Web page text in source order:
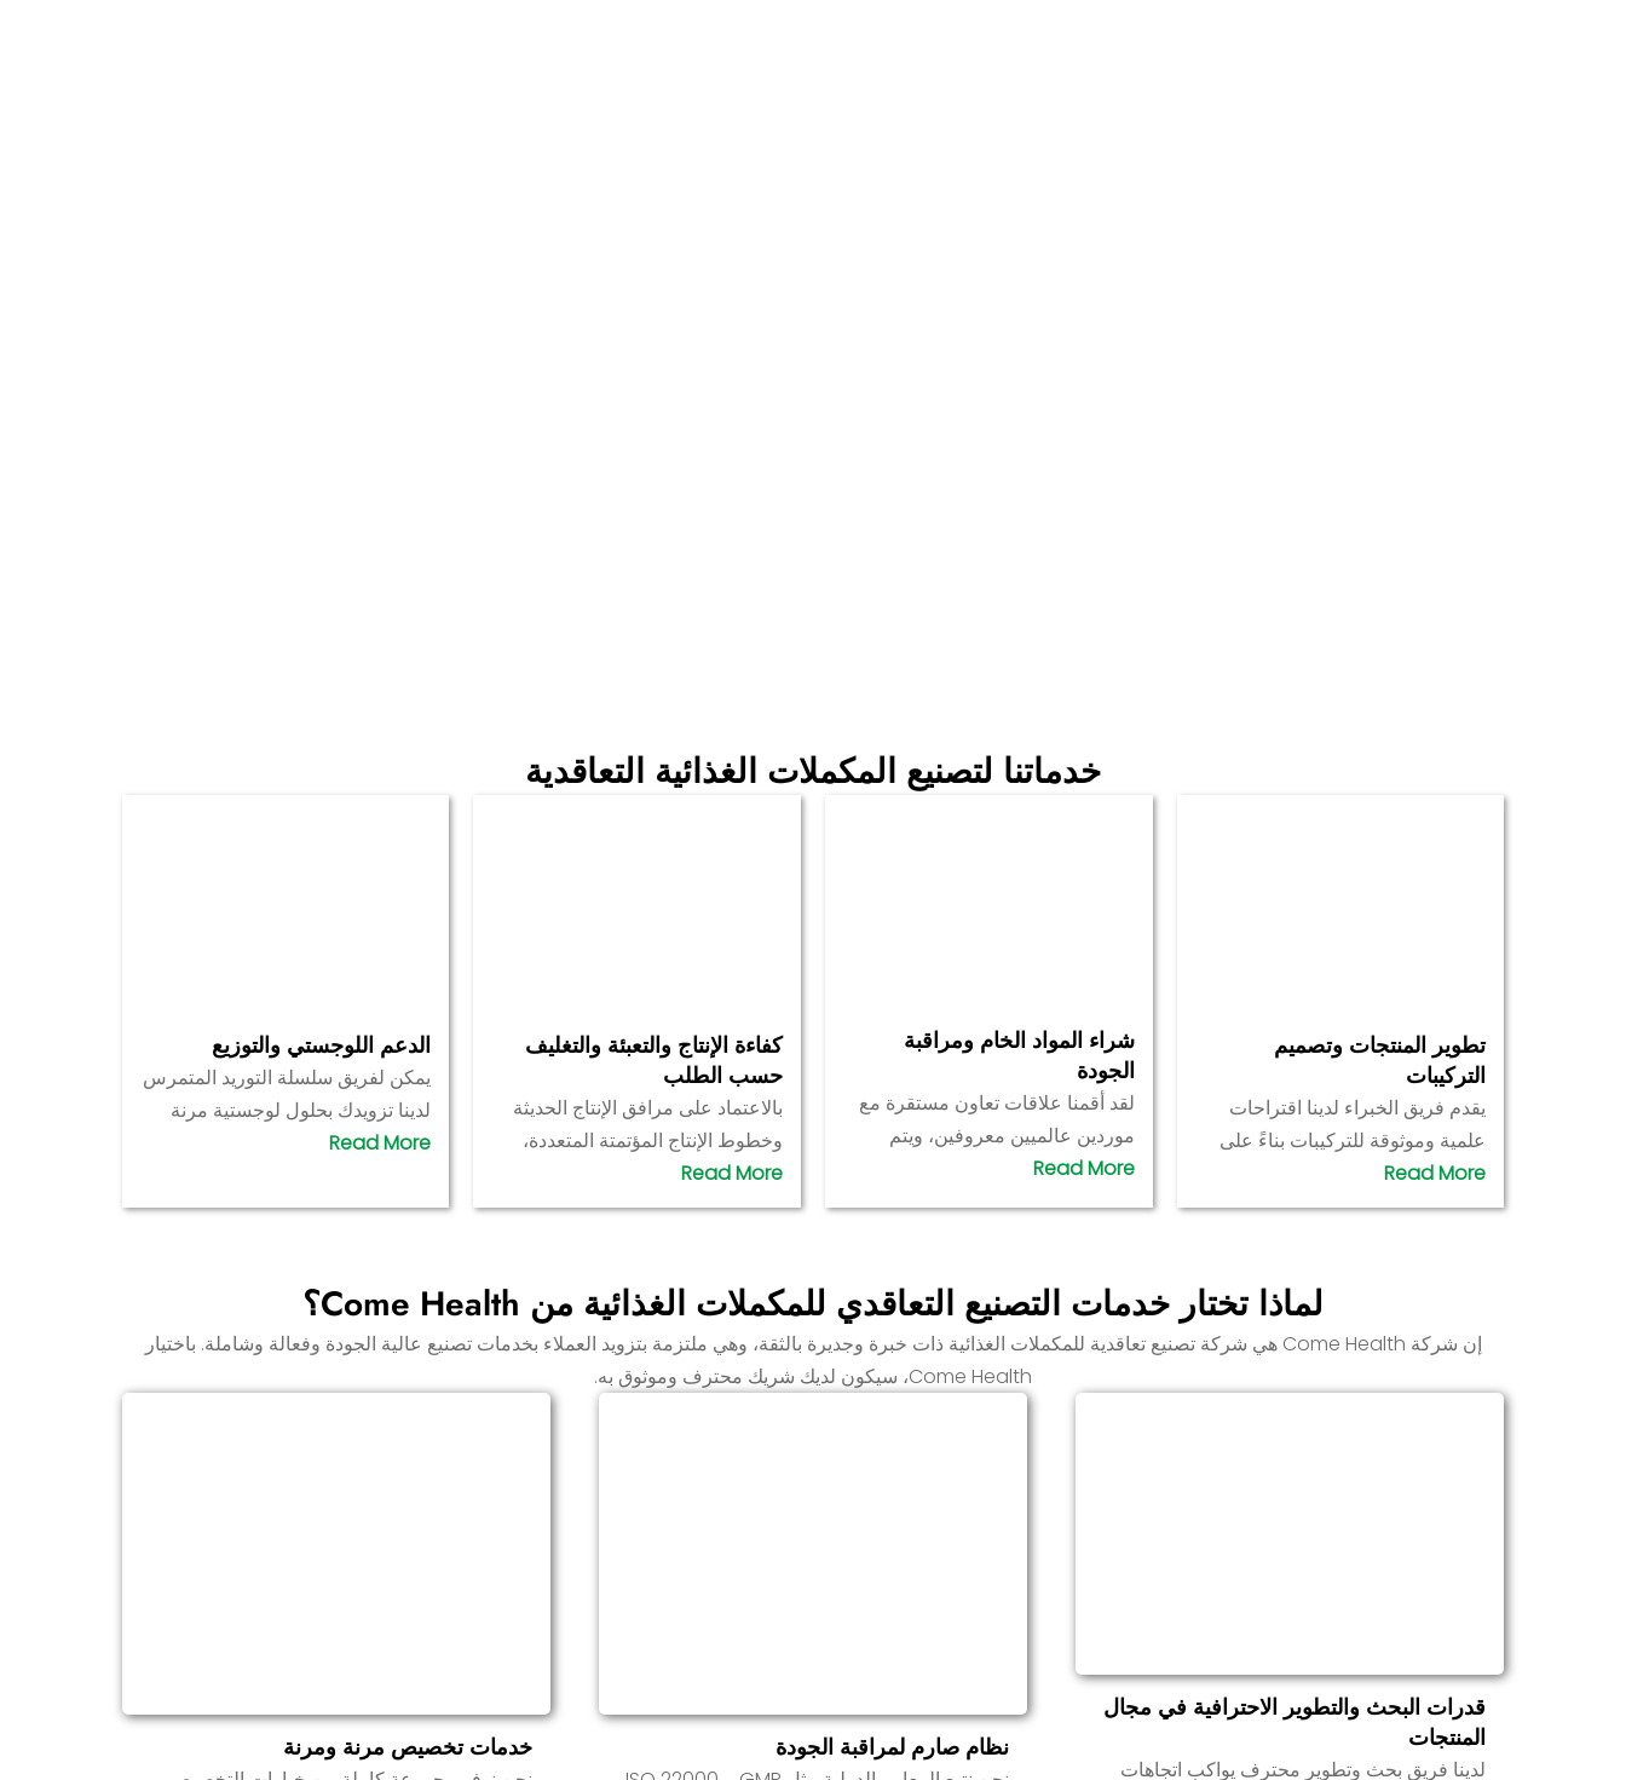
خدماتنا لتصنيع المكملات الغذائية التعاقدية
تطوير المنتجات وتصميم
التركيبات
يقدم فريق الخبراء لدينا اقتراحات
علمية وموثوقة للتركيبات بناءً على
اتجاهات السوق واحتياجات العملاء
لمساعدتك في ابتكار منتجات
المتعددة وأشكال الجرعات لضمان
تلبية المنتجات للاحتياجات الصحية
في السوق.
شراء المواد الخام ومراقبة
الجودة
لقد أقمنا علاقات تعاون مستقرة مع
موردين عالميين معروفين، ويتم
فحص جميع المواد الخام واختبارها
GMP وISO 22000.
كفاءة الإنتاج والتعبئة والتغليف
حسب الطلب
بالاعتماد على مرافق الإنتاج الحديثة
وخطوط الإنتاج المؤتمتة المتعددة،
نقدم مجموعة متنوعة من حلول
التعبئة والتغليف، بما في ذلك
الملصقات الشخصية وتصميمات
العلامات التجارية.
الدعم اللوجستي والتوزيع
يمكن لفريق سلسلة التوريد المتمرس
لدينا تزويدك بحلول لوجستية مرنة
ودعم المنتجات لإرسالها مباشرةً إلى
لماذا تختار خدمات التصنيع التعاقدي للمكملات الغذائية من Come Health؟
إن شركة Come Health هي شركة تصنيع تعاقدية للمكملات الغذائية ذات خبرة وجديرة بالثقة، وهي ملتزمة بتزويد العملاء بخدمات تصنيع عالية الجودة وفعالة وشاملة. باختيار
Come Health، سيكون لديك شريك محترف وموثوق به.
قدرات البحث والتطوير الاحترافية في مجال
المنتجات
لدينا فريق بحث وتطوير محترف يواكب اتجاهات
نظام صارم لمراقبة الجودة خدمات تخصيص مرنة ومرنة